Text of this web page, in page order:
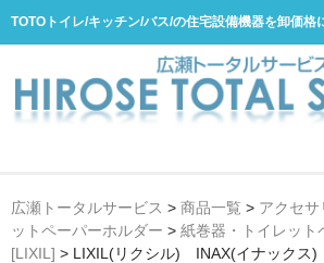
TOTOトイレ/キッチン/バス/の住宅設備機器を卸価格
会社概要
広瀬トータルサービス > 商品一覧 > アクセサ
ットペーパーホルダー > 紙巻器・トイレット
[LIXIL] > LIXIL(リクシル) INAX(イナックス